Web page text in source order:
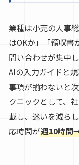
業種は小売の人事
はOKか」「領収書
問い合わせが集中
AIの入力ガイドと
事項が揃わないと
クニックとして、
載し、迷いを減ら
応時間が週10時間